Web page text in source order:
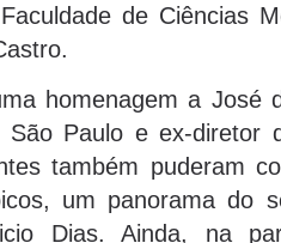
de Ciências
homenagem a José
Paulo e ex-diretor
também puderam
um panorama do
Dias. Ainda, na